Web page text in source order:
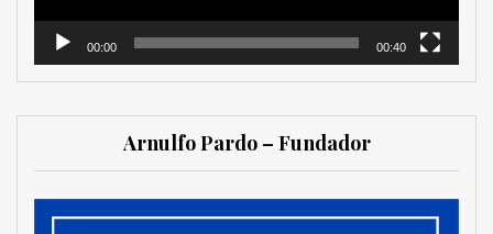
00:00 00:40
Arnulfo Pardo – Fundador